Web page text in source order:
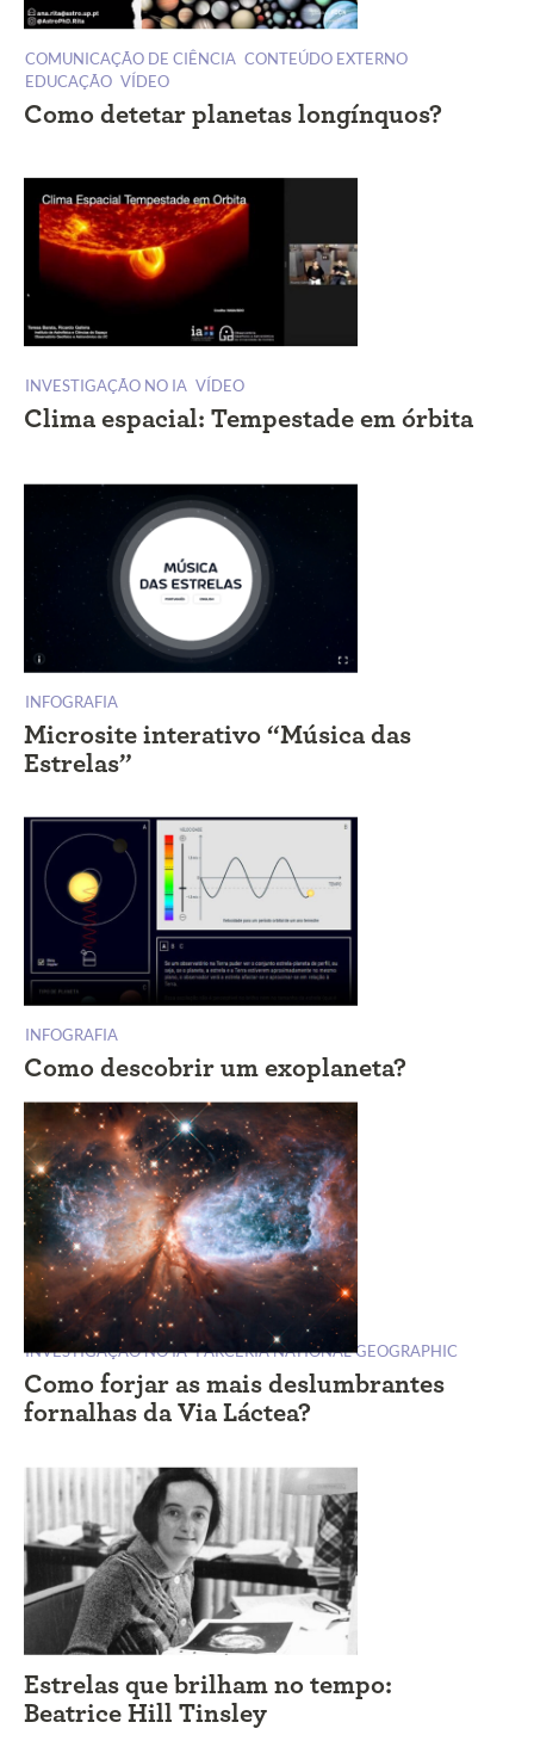
COMUNICAÇÃO DE CIÊNCIA CONTEÚDO EXTERNO
EDUCAÇÃO VÍDEO
Como detetar planetas longínquos?
INVESTIGAÇÃO NO IA VÍDEO
Clima espacial: Tempestade em órbita
INFOGRAFIA
Microsite interativo “Música das
Estrelas”
INFOGRAFIA
Como descobrir um exoplaneta?
INVESTIGAÇÃO NO IA PARCERIA NATIONAL GEOGRAPHIC
Como forjar as mais deslumbrantes
fornalhas da Via Láctea?
Estrelas que brilham no tempo:
Beatrice Hill Tinsley